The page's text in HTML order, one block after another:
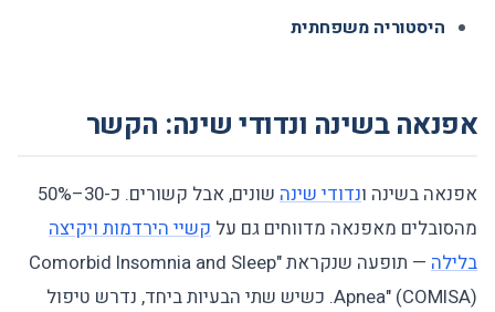
היסטוריה משפחתית
אפנאה בשינה ונדודי שינה: הקשר
אפנאה בשינה ונדודי שינה
שונים, אבל קשורים. כ-30–50%
מהסובלים מאפנאה מדווחים גם על קשיי הירדמות ויקיצה
בלילה
— תופעה שנקראת "Comorbid Insomnia and Sleep
Apnea" (COMISA). כשיש שתי הבעיות ביחד, נדרש טיפול